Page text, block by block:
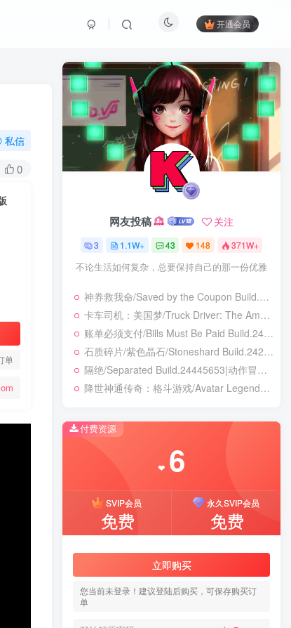
开通会员
私信
0
单
网友投稿 关注
3 1.1W+ 43 148 371W+
不论生活如何复杂，总要保持自己的那一份优雅
神券救我命/Saved by the Coupon Build.23925962|休闲益智|容量273B|免安装绿色中文版
卡车司机：美国梦/Truck Driver: The American Dream Build.24390879|模拟经营|容量19.5GB|免安装绿色中文版
账单必须支付/Bills Must Be Paid Build.24451921|动作冒险|容量1.4GB|免安装绿色中文版
石质碎片/紫色晶石/Stoneshard Build.24221199|角色扮演|容量887B|免安装绿色中文版
隔绝/Separated Build.24445653|动作冒险|容量8.1GB|免安装绿色中文版
降世神通传奇：格斗游戏/Avatar Legends: The Fighting Game Build.24421547|动作冒险|容量8.2GB|免安装绿色中文版
付费资源
❤ 6
SVIP会员
免费
永久SVIP会员
免费
立即购买
您当前未登录！建议登陆后购买，可保存购买订
单